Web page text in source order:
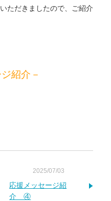
ただきましたので、ご紹介
紹介－
2025/07/03
応援メッセージ紹
介 ④